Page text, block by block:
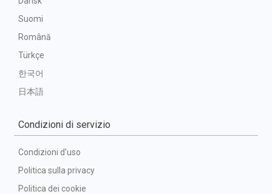
Suomi
Română
Türkçe
한국어
日本語
Condizioni di servizio
Condizioni d'uso
Politica sulla privacy
Politica dei cookie